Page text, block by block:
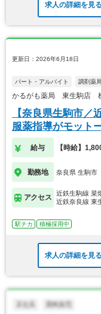
求人の詳細を見る
更新日：2026年6月18日
パート・アルバイト 調剤薬
かるがも薬局 東生駒店
【奈良県生駒市／
服薬指導がモット
給与 【時給】
勤務地 奈良県 生駒市
アクセス
近鉄生駒線 菜
近鉄奈良線 東
駅チカ 積極採用中
求人の詳細を見る